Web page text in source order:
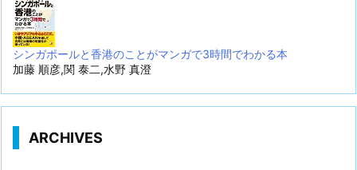
シンガポールと香港のことがマンガで3時間でわかる本
加藤 順彦,関 泰二,水野 真澄
ARCHIVES